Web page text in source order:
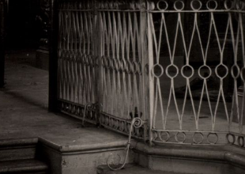
Возникнув в начале XVIII века в
двухэтажный Троицкий собор, сразу
XVIII веке по масштабам ему не было
оставался самым высоким и
второе место, после гостиных дворов, в
Один из самых больших и светлых
портового города с отраженными в
архангелогородской школы церковного
Масштабность, благолепие и богатство
заслуженно выделяя из